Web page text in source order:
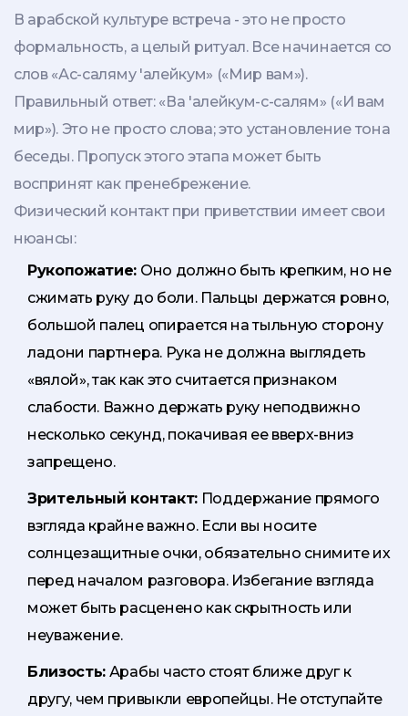
В арабской культуре встреча - это не просто
формальность, а целый ритуал. Все начинается со
слов «Ас-саляму 'алейкум» («Мир вам»).
Правильный ответ: «Ва 'алейкум-с-салям» («И вам
мир»). Это не просто слова; это установление тона
беседы. Пропуск этого этапа может быть
воспринят как пренебрежение.
Физический контакт при приветствии имеет свои
нюансы:
Рукопожатие: Оно должно быть крепким, но не
сжимать руку до боли. Пальцы держатся ровно,
большой палец опирается на тыльную сторону
ладони партнера. Рука не должна выглядеть
«вялой», так как это считается признаком
слабости. Важно держать руку неподвижно
несколько секунд, покачивая ее вверх-вниз
запрещено.
Зрительный контакт:Поддержание прямого
взгляда крайне важно. Если вы носите
солнцезащитные очки, обязательно снимите их
перед началом разговора. Избегание взгляда
может быть расценено как скрытность или
неуважение.
Близость: Арабы часто стоят ближе друг к
другу, чем привыкли европейцы. Не отступайте